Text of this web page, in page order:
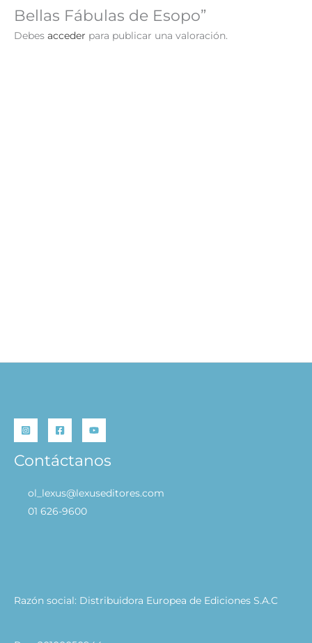
Bellas Fábulas de Esopo”
Debes acceder para publicar una valoración.
Contáctanos
ol_lexus@lexuseditores.com
01 626-9600
Razón social: Distribuidora Europea de Ediciones S.A.C